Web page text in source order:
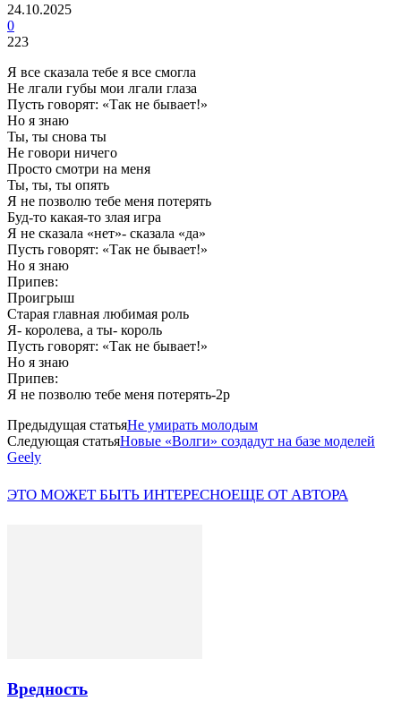
24.10.2025
0
223
Я все сказала тебе я все смогла
Не лгали губы мои лгали глаза
Пусть говорят: «Так не бывает!»
Но я знаю
Ты, ты снова ты
Не говори ничего
Просто смотри на меня
Ты, ты, ты опять
Я не позволю тебе меня потерять
Буд-то какая-то злая игра
Я не сказала «нет»- сказала «да»
Пусть говорят: «Так не бывает!»
Но я знаю
Припев:
Проигрыш
Старая главная любимая роль
Я- королева, а ты- король
Пусть говорят: «Так не бывает!»
Но я знаю
Припев:
Я не позволю тебе меня потерять-2р
Предыдущая статьяНе умирать молодым
Следующая статьяНовые «Волги» создадут на базе моделей
Geely
ЭТО МОЖЕТ БЫТЬ ИНТЕРЕСНОЕЩЕ ОТ АВТОРА
Вредность